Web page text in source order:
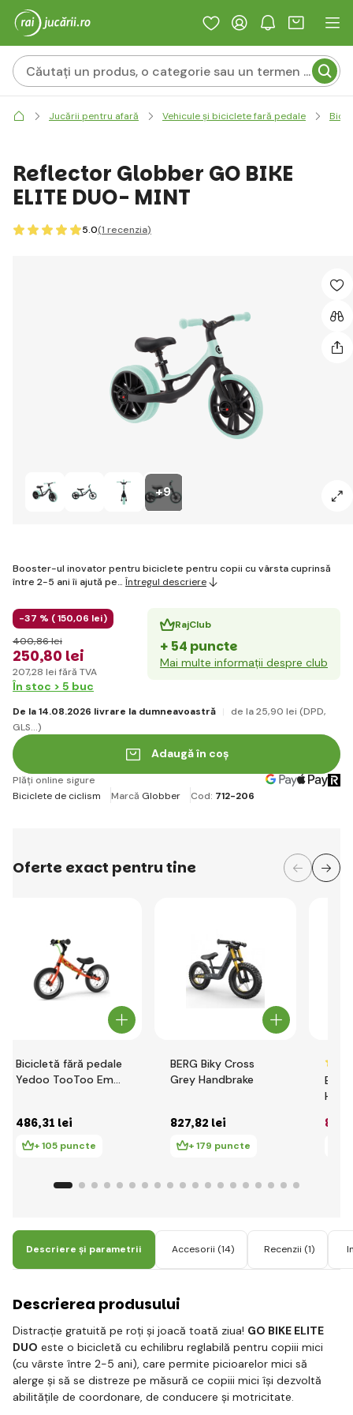
Jucării pentru afară Vehicule și biciclete fară pedale
+9
Reflector Globber GO BIKE
ELITE DUO- MINT
5.0(1 recenzia)
Booster-ul inovator pentru biciclete pentru copii cu vârsta cuprinsă
între 2-5 ani îi ajută pe… Întregul descriere
-37 % (150,06 lei)
250,80 lei
400,86 lei
207,28 lei fără TVA
RajClub
+ 54 puncte
Mai multe informații despre club
În stoc > 5 buc
De la 14.08.2026 livrare la dumneavoastră de la 25,90 lei (DPD,
GLS...)
Adaugă în coș
Plăți online sigure
Biciclete de ciclism
Marcă Globber Cod: 712-206
Oferte exact pentru tine
Bicicletă fără pedale
Yedoo TooToo Emoji
486,31 lei
+ 105 puncte
BERG Biky Cross
Grey Handbrake
827,82 lei
+ 179 puncte
827
Descriere și parametrii Accesorii (14) Recenzii (1)
Descrierea produsului
Distracție gratuită pe roți și joacă toată ziua! GO BIKE ELITE
DUO este o bicicletă cu echilibru reglabilă pentru copiii mici
(cu vârste între 2-5 ani), care permite picioarelor mici să
alerge și să se distreze pe măsură ce copiii mici își dezvoltă
abilitățile de coordonare, de conducere și motricitate.